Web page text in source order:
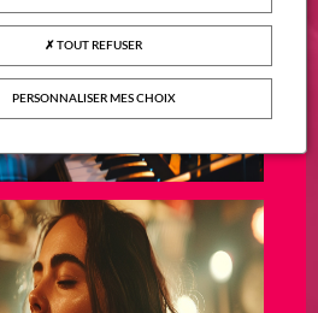
TOUT REFUSER
PERSONNALISER MES CHOIX